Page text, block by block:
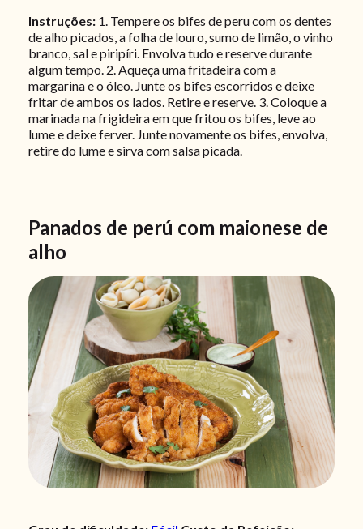
Instruções: 1. Tempere os bifes de peru com os dentes
de alho picados, a folha de louro, sumo de limão, o vinho
branco, sal e piripíri. Envolva tudo e reserve durante
algum tempo. 2. Aqueça uma fritadeira com a
margarina e o óleo. Junte os bifes escorridos e deixe
fritar de ambos os lados. Retire e reserve. 3. Coloque a
marinada na frigideira em que fritou os bifes, leve ao
lume e deixe ferver. Junte novamente os bifes, envolva,
retire do lume e sirva com salsa picada.
Panados de perú com maionese de
alho